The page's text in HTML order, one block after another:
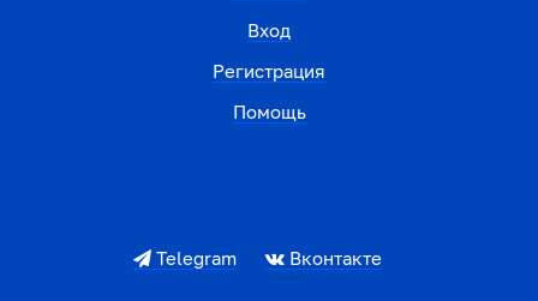
Вход
Регистрация
Помощь
Telegram Вконтакте